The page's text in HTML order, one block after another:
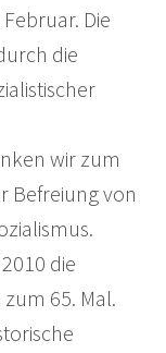
Die
die
wir zum
Befreiung von
die
65. Mal.